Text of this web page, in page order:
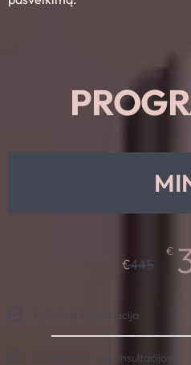
€445
€
1 pirminė konsultacija
2 pakartotinės konsultacijos